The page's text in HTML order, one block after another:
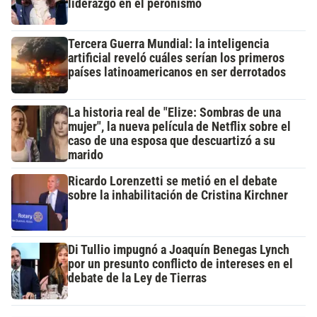
liderazgo en el peronismo
Tercera Guerra Mundial: la inteligencia
artificial reveló cuáles serían los primeros
países latinoamericanos en ser derrotados
La historia real de "Elize: Sombras de una
mujer", la nueva película de Netflix sobre el
caso de una esposa que descuartizó a su
marido
Ricardo Lorenzetti se metió en el debate
sobre la inhabilitación de Cristina Kirchner
Di Tullio impugnó a Joaquín Benegas Lynch
por un presunto conflicto de intereses en el
debate de la Ley de Tierras